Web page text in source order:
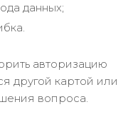
данных;
авторизацию
другой картой или
вопроса.